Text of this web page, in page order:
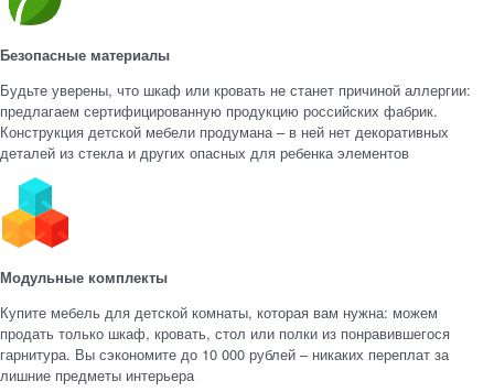
Безопасные материалы
Будьте уверены, что шкаф или кровать не станет причиной аллергии:
предлагаем сертифицированную продукцию российских фабрик.
Конструкция детской мебели продумана – в ней нет декоративных
деталей из стекла и других опасных для ребенка элементов
Модульные комплекты
Купите мебель для детской комнаты, которая вам нужна: можем
продать только шкаф, кровать, стол или полки из понравившегося
гарнитура. Вы сэкономите до 10 000 рублей – никаких переплат за
лишние предметы интерьера